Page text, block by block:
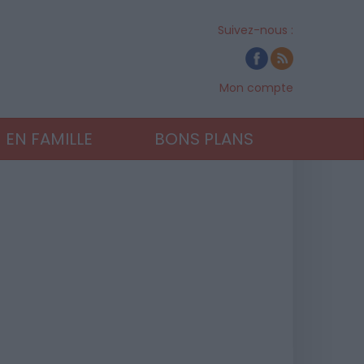
Suivez-nous :
Mon compte
EN FAMILLE BONS PLANS